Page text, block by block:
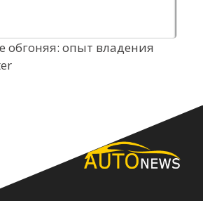
обгоняя: опыт владения